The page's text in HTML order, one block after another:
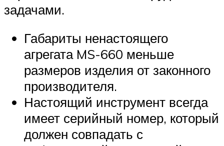
задачами.
Габариты ненастоящего
агрегата MS-660 меньше
размеров изделия от законного
производителя.
Настоящий инструмент всегда
имеет серийный номер, который
должен совпадать с